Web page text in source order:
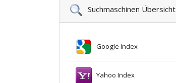
Suchmaschinen Übersicht
Google Index
Yahoo Index